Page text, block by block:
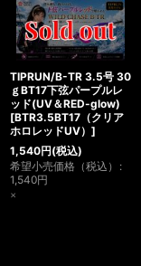
TIPRUN/B-TR 3.5号 30
ｇBT17下弦パープルレ
ッド(UV＆RED-glow)
[BTR3.5BT17（クリア
ホロレッドUV） ]
1,540円(税込)
希望小売価格（税込） :
1,540円
×